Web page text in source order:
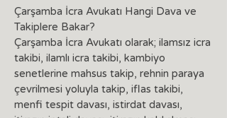
Çarşamba İcra Avukatı Hangi Dava ve
Takiplere Bakar?
Çarşamba İcra Avukatı olarak; ilamsız icra
takibi, ilamlı icra takibi, kambiyo
senetlerine mahsus takip, rehnin paraya
çevrilmesi yoluyla takip, iflas takibi,
menfi tespit davası, istirdat davası,